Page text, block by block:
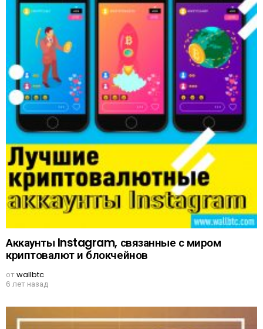
Аккаунты Instagram, связанные с миром
криптовалют и блокчейнов
отwallbtc
6 лет назад